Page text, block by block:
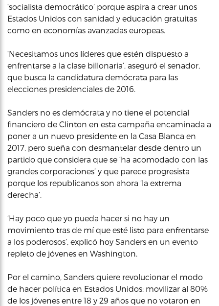
‘socialista democrático’ porque aspira a crear unos
Estados Unidos con sanidad y educación gratuitas
como en economías avanzadas europeas.
‘Necesitamos unos líderes que estén dispuesto a
enfrentarse a la clase billonaria’, aseguró el senador,
que busca la candidatura demócrata para las
elecciones presidenciales de 2016.
Sanders no es demócrata y no tiene el potencial
financiero de Clinton en esta campaña encaminada a
poner a un nuevo presidente en la Casa Blanca en
2017, pero sueña con desmantelar desde dentro un
partido que considera que se ‘ha acomodado con las
grandes corporaciones’ y que parece progresista
porque los republicanos son ahora ‘la extrema
derecha’.
‘Hay poco que yo pueda hacer si no hay un
movimiento tras de mí que esté listo para enfrentarse
a los poderosos’, explicó hoy Sanders en un evento
repleto de jóvenes en Washington.
Por el camino, Sanders quiere revolucionar el modo
de hacer política en Estados Unidos: movilizar al 80%
de los jóvenes entre 18 y 29 años que no votaron en